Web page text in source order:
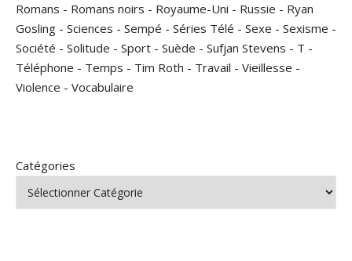
Romans - Romans noirs - Royaume-Uni - Russie - Ryan
Gosling - Sciences - Sempé - Séries Télé - Sexe - Sexisme -
Société - Solitude - Sport - Suède - Sufjan Stevens - T -
Téléphone - Temps - Tim Roth - Travail - Vieillesse -
Violence - Vocabulaire
Catégories